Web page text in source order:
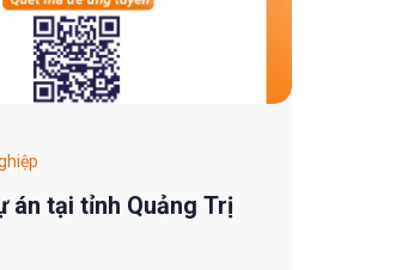
án tại tỉnh Quảng Trị